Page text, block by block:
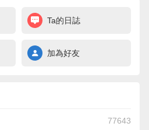
Ta的日誌
加為好友
77643